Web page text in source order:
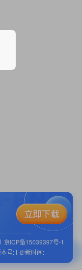
京ICP备15039397号-1
号: 更新时间: